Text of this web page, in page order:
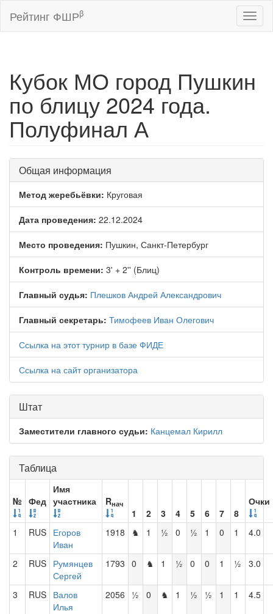
Рейтинг ФШРβ
Кубок МО город Пушкин
по блицу 2024 года.
Полуфинал А
Общая информация
Метод жеребьёвки: Круговая
Дата проведения: 22.12.2024
Место проведения: Пушкин, Санкт-Петербург
Контроль времени: 3' + 2'' (Блиц)
Главный судья: Плешков Андрей Александрович
Главный секретарь: Тимофеев Иван Олегович
Ссылка на этот турнир в базе ФИДЕ
Ссылка на сайт организатора
Штат
Заместители главного судьи: Канцемал Кирилл
Таблица
№ Фед
Имя
участника
Rнач
1 2 3 4 5 6 7 8
Очки
1 RUS Егоров
Иван
1918 ♞ 1 ½ 0 ½ 1 0 1 4.0
2 RUS Румянцев
Сергей
1793 0 ♞ 1 ½ 0 0 1 ½ 3.0
3 RUS Валов
Илья
2056 ½ 0 ♞ 1 ½ ½ 1 1 4.5